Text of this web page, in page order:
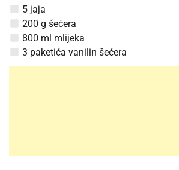
5 jaja
200 g šećera
800 ml mlijeka
3 paketića vanilin šećera